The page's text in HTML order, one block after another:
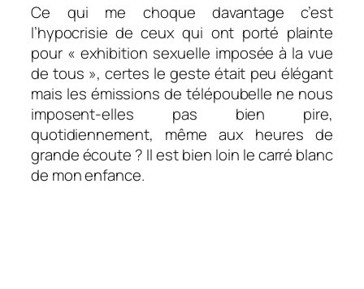
Ce qui me choque davantage c’est
l’hypocrisie de ceux qui ont porté plainte
pour « exhibition sexuelle imposée à la vue
de tous », certes le geste était peu élégant
mais les émissions de télépoubelle ne nous
imposent-elles pas bien pire,
quotidiennement, même aux heures de
grande écoute ? Il est bien loin le carré blanc
de mon enfance.